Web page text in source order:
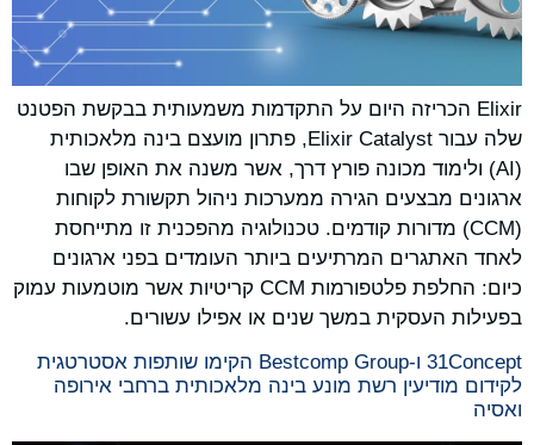
Elixir הכריזה היום על התקדמות משמעותית בבקשת הפטנט
שלה עבור Elixir Catalyst, פתרון מועצם בינה מלאכותית
(AI) ולימוד מכונה פורץ דרך, אשר משנה את האופן שבו
ארגונים מבצעים הגירה ממערכות ניהול תקשורת לקוחות
(CCM) מדורות קודמים. טכנולוגיה מהפכנית זו מתייחסת
לאחד האתגרים המרתיעים ביותר העומדים בפני ארגונים
כיום: החלפת פלטפורמות CCM קריטיות אשר מוטמעות עמוק
בפעילות העסקית במשך שנים או אפילו עשורים.
31Concept ו-Bestcomp Group הקימו שותפות אסטרטגית
לקידום מודיעין רשת מונע בינה מלאכותית ברחבי אירופה
ואסיה